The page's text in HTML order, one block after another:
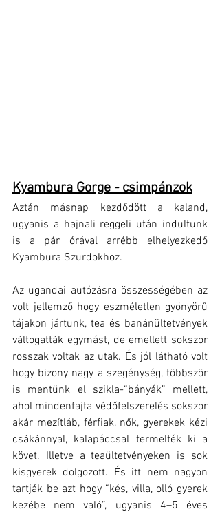
Kyambura Gorge - csimpánzok
Aztán másnap kezdődött a kaland,
ugyanis a hajnali reggeli után indultunk
is a pár órával arrébb elhelyezkedő
Kyambura Szurdokhoz.
Az ugandai autózásra összességében az
volt jellemző hogy eszméletlen gyönyörű
tájakon jártunk, tea és banánültetvények
váltogatták egymást, de emellett sokszor
rosszak voltak az utak. És jól látható volt
hogy bizony nagy a szegénység, többször
is mentünk el szikla-“bányák” mellett,
ahol mindenfajta védőfelszerelés sokszor
akár mezítláb, férfiak, nők, gyerekek kézi
csákánnyal, kalapáccsal termelték ki a
követ. Illetve a teaültetvényeken is sok
kisgyerek dolgozott. És itt nem nagyon
tartják be azt hogy “kés, villa, olló gyerek
kezébe nem való”, ugyanis 4–5 éves